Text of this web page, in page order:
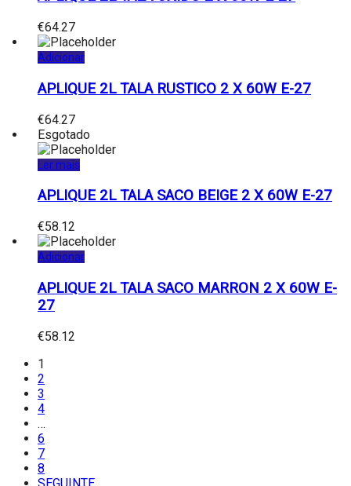
€64.27
Adicionar
APLIQUE 2L TALA RUSTICO 2 X 60W E-27
€64.27
Esgotado
Ler mais
APLIQUE 2L TALA SACO BEIGE 2 X 60W E-27
€58.12
Adicionar
APLIQUE 2L TALA SACO MARRON 2 X 60W E-
27
€58.12
1
2
3
4
…
6
7
8
SEGUINTE